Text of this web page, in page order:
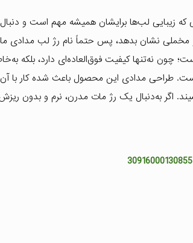
که زیبایی لب‌ها برایشان همیشه مهم است و
نه‌تنها کیفیت فوق‌العاده‌ای دارد، بلکه
طراحی مدادی این محصول باعث شده کار با آن